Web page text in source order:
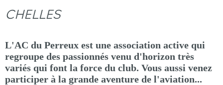
CHELLES
L'AC du Perreux est une association active qui
regroupe des passionnés venu d'horizon très
variés qui font la force du club. Vous aussi venez
participer à la grande aventure de l'aviation...